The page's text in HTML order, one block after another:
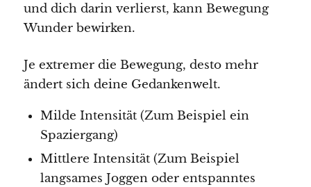
und dich darin verlierst, kann Bewegung
Wunder bewirken.
Je extremer die Bewegung, desto mehr
ändert sich deine Gedankenwelt.
Milde Intensität (Zum Beispiel ein
Spaziergang)
Mittlere Intensität (Zum Beispiel
langsames Joggen oder entspanntes